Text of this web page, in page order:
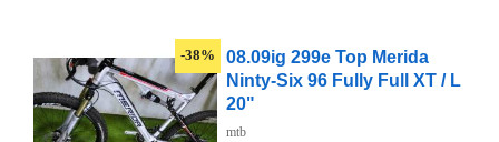
-38%
08.09ig 299e Top Merida
Ninty-Six 96 Fully Full XT / L
20"
mtb